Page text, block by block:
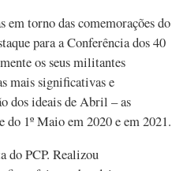
torno das comemorações do
para a Conferência dos 40
os seus militantes
mais significativas e
dos ideais de Abril – as
1º Maio em 2020 e em 2021.
do PCP. Realizou